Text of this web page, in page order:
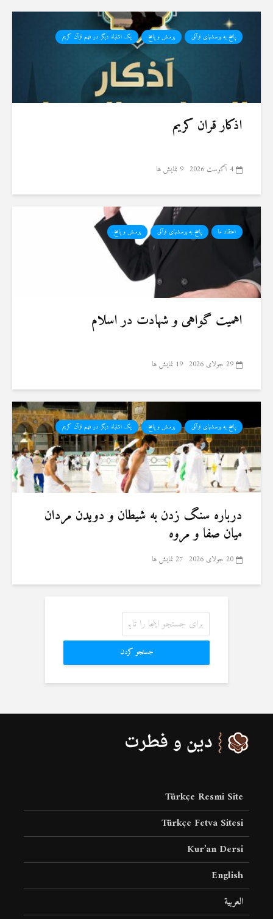
پاسخ به پرسشهای قرآنی پرسش و پاسخ یک اشتباه دیگر در فهم قرآن کریم
اذکار قران کریم
4 آگوست 2026 9 نمایش ها
اعتقاد ما پاسخ به پرسشهای قرآنی پرسش و پاسخ
اهمیت گواهی و شهادت در اسلام
29 جولای 2026 19 نمایش ها
پاسخ به پرسشهای قرآنی پرسش و پاسخ یک اشتباه دیگر در فهم قرآن کریم
درباره سنگ زدن به شیطان و دویدن مردان
میان صفا و مروه
20 جولای 2026 27 نمایش ها
جستجو کردن
Türkçe Resmi Site
Türkçe Fetva Sitesi
Kur’an Dersi
English
العربية